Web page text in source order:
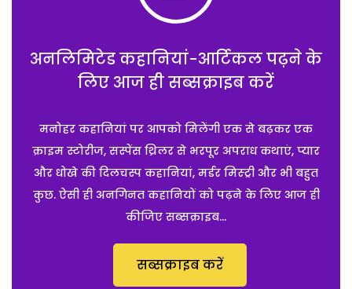
अनलिमिटेड कहानियां-आर्टिकल पढ़ने के
लिए आज ही सब्सक्राइब करें
मनोहर कहानियां पर आपको मिलेंगी एक से बढ़कर एक
क्राइम स्टोरीज, सस्पेंस थ्रिलर से भरपूर अपराध कथाएं, प्यार
और धोखे की दिलचस्प कहानियां, मर्डर मिस्ट्री और भी बहुत
कुछ. ऐसी ही अनगिनत कहानियों को पढ़ने के लिए आज ही
कीजिए सब्सक्राइब...
सब्सक्राइब करें